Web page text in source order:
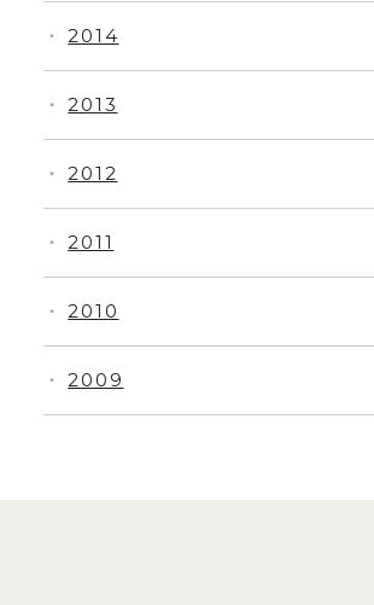
・ 2009
・ 2010
・ 2011
・ 2012
・ 2013
・ 2014